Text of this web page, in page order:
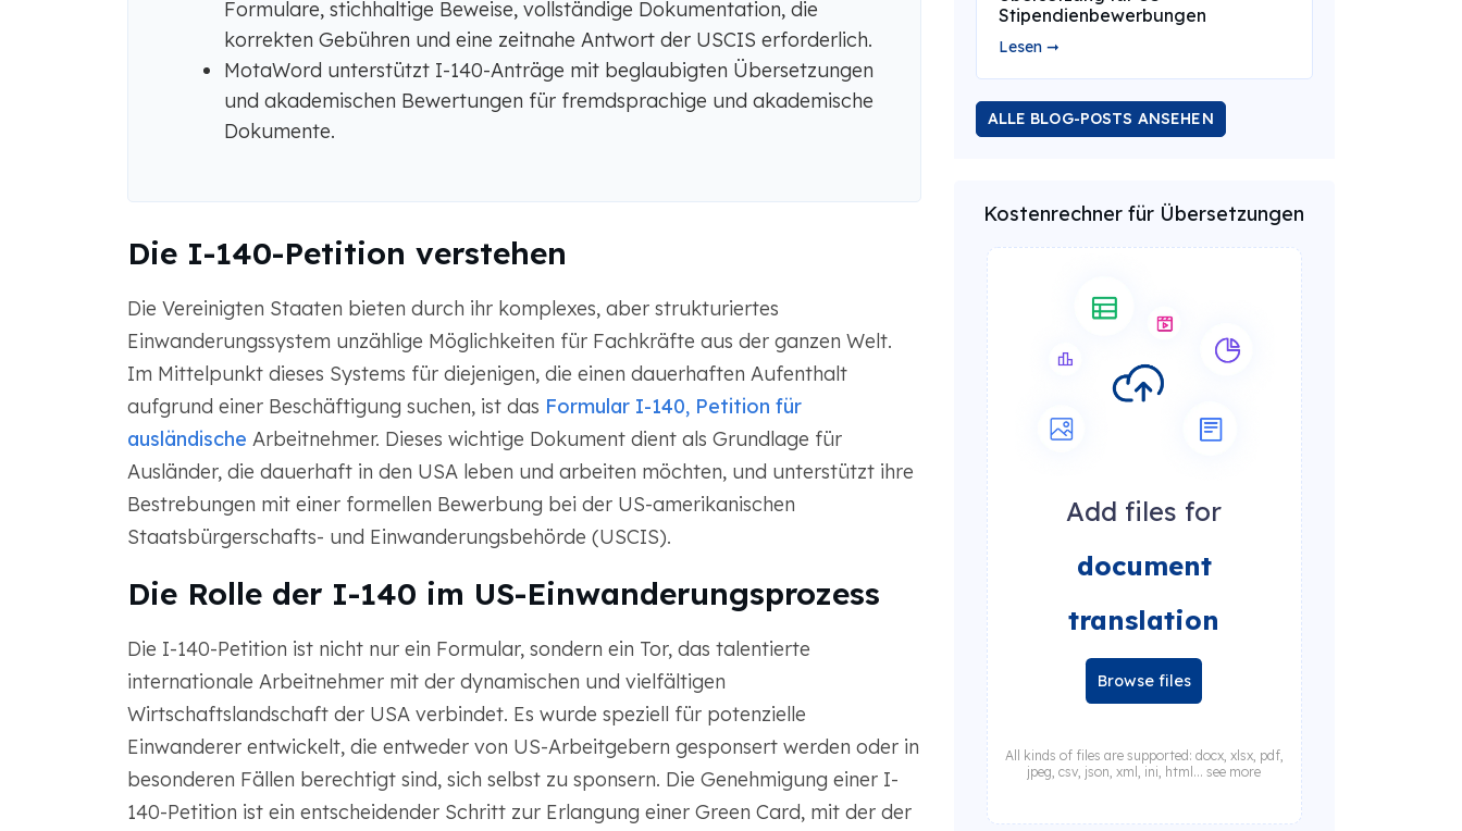
Formulare, stichhaltige Beweise, vollständige Dokumentation, die
korrekten Gebühren und eine zeitnahe Antwort der USCIS erforderlich.
MotaWord unterstützt I-140-Anträge mit beglaubigten Übersetzungen
und akademischen Bewertungen für fremdsprachige und akademische
Dokumente.
Die I-140-Petition verstehen
Die Vereinigten Staaten bieten durch ihr komplexes, aber strukturiertes
Einwanderungssystem unzählige Möglichkeiten für Fachkräfte aus der ganzen Welt.
Im Mittelpunkt dieses Systems für diejenigen, die einen dauerhaften Aufenthalt
aufgrund einer Beschäftigung suchen, ist das Formular I-140, Petition für
ausländische Arbeitnehmer. Dieses wichtige Dokument dient als Grundlage für
Ausländer, die dauerhaft in den USA leben und arbeiten möchten, und unterstützt ihre
Bestrebungen mit einer formellen Bewerbung bei der US-amerikanischen
Staatsbürgerschafts- und Einwanderungsbehörde (USCIS).
Die Rolle der I-140 im US-Einwanderungsprozess
Die I-140-Petition ist nicht nur ein Formular, sondern ein Tor, das talentierte
internationale Arbeitnehmer mit der dynamischen und vielfältigen
Wirtschaftslandschaft der USA verbindet. Es wurde speziell für potenzielle
Einwanderer entwickelt, die entweder von US-Arbeitgebern gesponsert werden oder in
besonderen Fällen berechtigt sind, sich selbst zu sponsern. Die Genehmigung einer I-
140-Petition ist ein entscheidender Schritt zur Erlangung einer Green Card, mit der der
Stipendienbewerbungen
Lesen ➞
ALLE BLOG-POSTS ANSEHEN
Kostenrechner für Übersetzungen
Add files for
document
translation
Browse files
All kinds of files are supported: docx, xlsx, pdf,
jpeg, csv, json, xml, ini, html... see more